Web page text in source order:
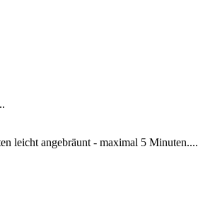
leicht angebräunt - maximal 5 Minuten....